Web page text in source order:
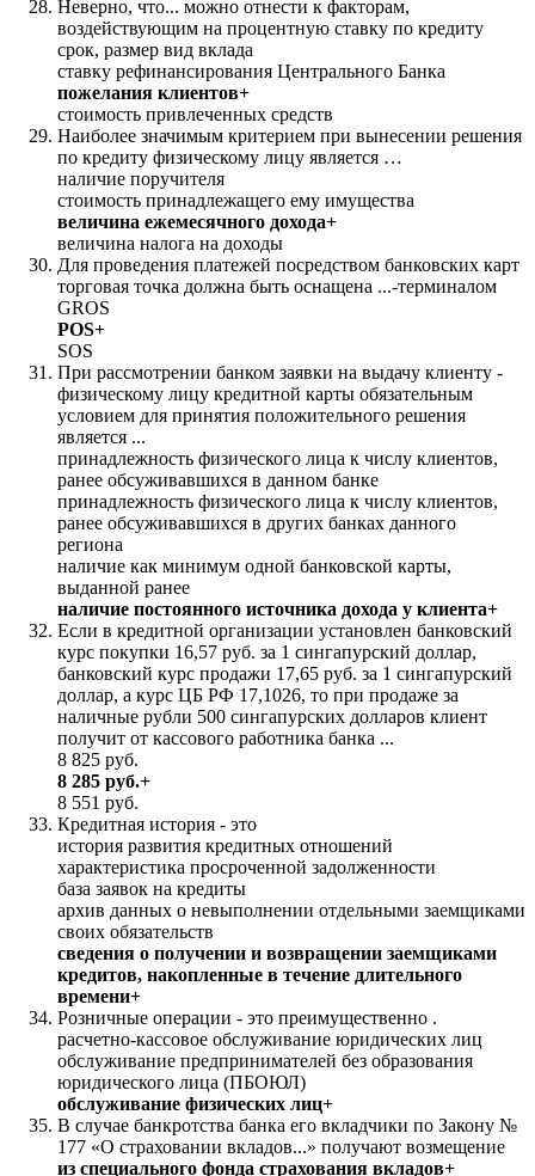
Неверно, что... можно отнести к факторам,
воздействующим на процентную ставку по кредиту
срок, размер вид вклада
ставку рефинансирования Центрального Банка
пожелания клиентов+
стоимость привлеченных средств
Наиболее значимым критерием при вынесении решения
по кредиту физическому лицу является …
наличие поручителя
стоимость принадлежащего ему имущества
величина ежемесячного дохода+
величина налога на доходы
Для проведения платежей посредством банковских карт
торговая точка должна быть оснащена ...-терминалом
GROS
POS+
SOS
При рассмотрении банком заявки на выдачу клиенту -
физическому лицу кредитной карты обязательным
условием для принятия положительного решения
является ...
принадлежность физического лица к числу клиентов,
ранее обсуживавшихся в данном банке
принадлежность физического лица к числу клиентов,
ранее обсуживавшихся в других банках данного
региона
наличие как минимум одной банковской карты,
выданной ранее
наличие постоянного источника дохода у клиента+
Если в кредитной организации установлен банковский
курс покупки 16,57 руб. за 1 сингапурский доллар,
банковский курс продажи 17,65 руб. за 1 сингапурский
доллар, а курс ЦБ РФ 17,1026, то при продаже за
наличные рубли 500 сингапурских долларов клиент
получит от кассового работника банка ...
8 825 руб.
8 285 руб.+
8 551 руб.
Кредитная история - это
история развития кредитных отношений
характеристика просроченной задолженности
база заявок на кредиты
архив данных о невыполнении отдельными заемщиками
своих обязательств
сведения о получении и возвращении заемщиками
кредитов, накопленные в течение длительного
времени+
Розничные операции - это преимущественно .
расчетно-кассовое обслуживание юридических лиц
обслуживание предпринимателей без образования
юридического лица (ПБОЮЛ)
обслуживание физических лиц+
В случае банкротства банка его вкладчики по Закону №
177 «О страховании вкладов...» получают возмещение
из специального фонда страхования вкладов+